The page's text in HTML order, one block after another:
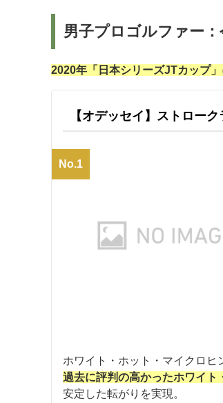
男子プロゴルファー
2020年「日本シリーズJTカップ
【オデッセイ】ストロー
No.1
ホワイト・ホット・マイクロヒ
過去に評判の高かったホワイト
安定した転がりを実現。